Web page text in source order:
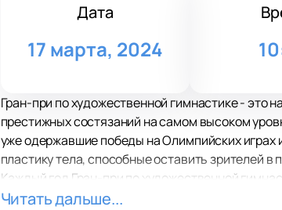
Дата
17 марта, 2024
Гран-при по художественной гимнастике - это
престижных состязаний на самом высоком
уже одержавшие победы на Олимпийских
пластику тела, способные оставить зрителей в
Каждый год Гран-при по художественной
покупка билетов на нашем сайте позволит вам
Читать дальше...